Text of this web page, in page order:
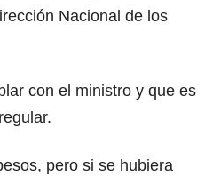
Nacional de los
con el ministro y que es
pero si se hubiera